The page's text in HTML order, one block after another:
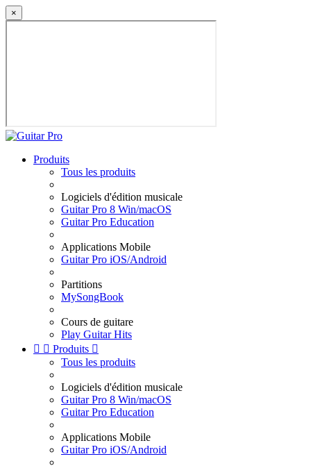
×
Produits
Tous les produits
Logiciels d'édition musicale
Guitar Pro 8 Win/macOS
Guitar Pro Education
Applications Mobile
Guitar Pro iOS/Android
Partitions
MySongBook
Cours de guitare
Play Guitar Hits
  Produits 
Tous les produits
Logiciels d'édition musicale
Guitar Pro 8 Win/macOS
Guitar Pro Education
Applications Mobile
Guitar Pro iOS/Android